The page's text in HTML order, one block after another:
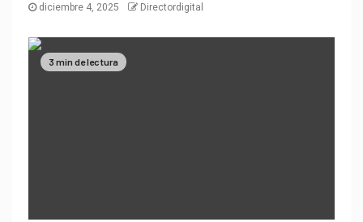
diciembre 4, 2025 Directordigital
3 min de lectura